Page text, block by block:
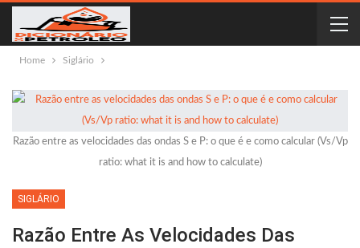
Home Siglário
Razão entre as velocidades das ondas S e P: o que é e como calcular (Vs/Vp
ratio: what it is and how to calculate)
SIGLÁRIO
Razão Entre As Velocidades Das